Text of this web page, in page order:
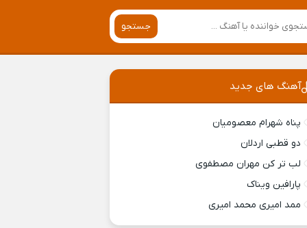
جستجو
آهنگ های جدید
پناه شهرام معصومیان
دو قطبی اردلان
لب تر کن مهران مصطفوی
پارافین ویناک
ممد امیری محمد امیری